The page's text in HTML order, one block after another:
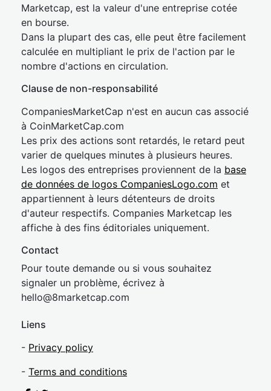
Marketcap, est la valeur d'une entreprise cotée
en bourse.
Dans la plupart des cas, elle peut être facilement
calculée en multipliant le prix de l'action par le
nombre d'actions en circulation.
Clause de non-responsabilité
CompaniesMarketCap n'est en aucun cas associé
à CoinMarketCap.com
Les prix des actions sont retardés, le retard peut
varier de quelques minutes à plusieurs heures.
Les logos des entreprises proviennent de la base
de données de logos CompaniesLogo.com et
appartiennent à leurs détenteurs de droits
d'auteur respectifs. Companies Marketcap les
affiche à des fins éditoriales uniquement.
Contact
Pour toute demande ou si vous souhaitez
signaler un problème, écrivez à
hello@8marketcap.com
Liens
- Privacy policy
- Terms and conditions